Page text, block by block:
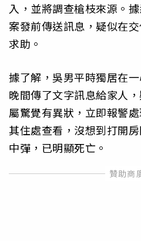
入，並將調查槍枝來源。
案發前傳送訊息，疑似在
求助。
據了解，吳男平時獨居在
晚間傳了文字訊息給家人
屬驚覺有異狀，立即報警
其住處查看，沒想到打開
中彈，已明顯死亡。